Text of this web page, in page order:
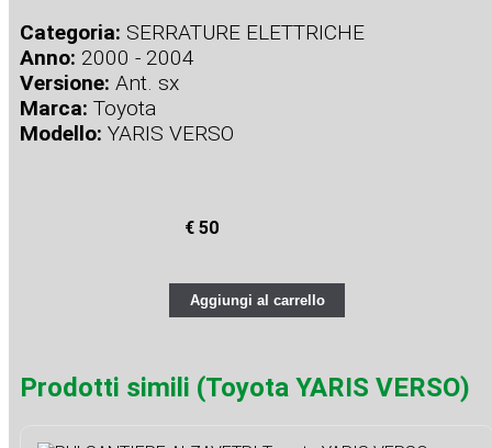
Categoria: SERRATURE ELETTRICHE
Anno: 2000 - 2004
Versione: Ant. sx
Marca: Toyota
Modello: YARIS VERSO
€ 50
Aggiungi al carrello
Prodotti simili (Toyota YARIS VERSO)